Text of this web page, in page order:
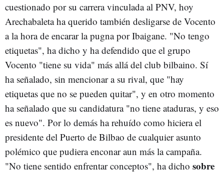
cuestionado por su carrera vinculada al PNV, hoy
Arechabaleta ha querido también desligarse de Vocento
a la hora de encarar la pugna por Ibaigane. "No tengo
etiquetas", ha dicho y ha defendido que el grupo
Vocento "tiene su vida" más allá del club bilbaino. Sí
ha señalado, sin mencionar a su rival, que "hay
etiquetas que no se pueden quitar", y en otro momento
ha señalado que su candidatura "no tiene ataduras, y eso
es nuevo". Por lo demás ha rehuído como hiciera el
presidente del Puerto de Bilbao de cualquier asunto
polémico que pudiera enconar aun más la campaña.
"No tiene sentido enfrentar conceptos", ha dicho sobre